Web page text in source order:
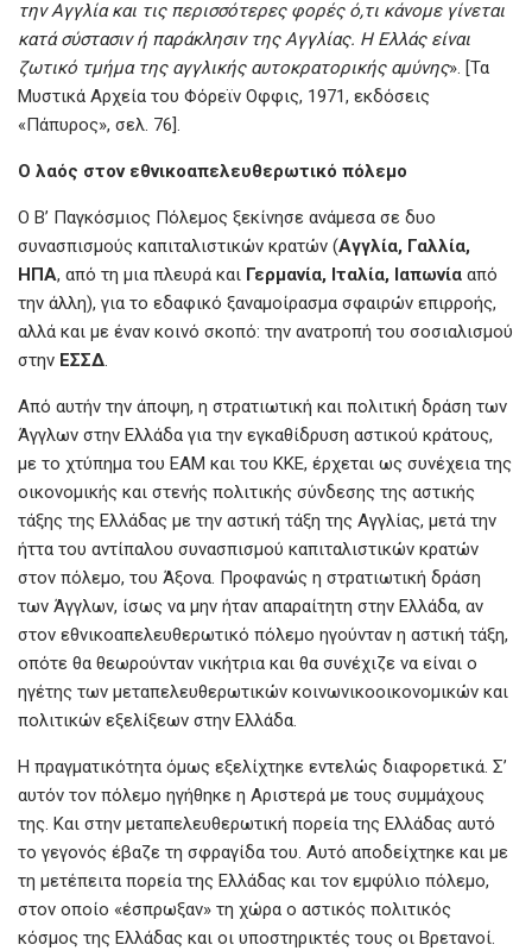
την Αγγλία και τις περισσότερες φορές ό,τι κάνομε γίνεται
κατά σύστασιν ή παράκλησιν της Αγγλίας. Η Ελλάς είναι
ζωτικό τμήμα της αγγλικής αυτοκρατορικής αμύνης». [Τα
Μυστικά Αρχεία του Φόρεϊν Οφφις, 1971, εκδόσεις
«Πάπυρος», σελ. 76].
Ο λαός στον εθνικοαπελευθερωτικό πόλεμο
Ο Β’ Παγκόσμιος Πόλεμος ξεκίνησε ανάμεσα σε δυο
συνασπισμούς καπιταλιστικών κρατών (Αγγλία, Γαλλία,
ΗΠΑ, από τη μια πλευρά και Γερμανία, Ιταλία, Ιαπωνία από
την άλλη), για το εδαφικό ξαναμοίρασμα σφαιρών επιρροής,
αλλά και με έναν κοινό σκοπό: την ανατροπή του σοσιαλισμού
στην ΕΣΣΔ.
Από αυτήν την άποψη, η στρατιωτική και πολιτική δράση των
Άγγλων στην Ελλάδα για την εγκαθίδρυση αστικού κράτους,
με το χτύπημα του ΕΑΜ και του ΚΚΕ, έρχεται ως συνέχεια της
οικονομικής και στενής πολιτικής σύνδεσης της αστικής
τάξης της Ελλάδας με την αστική τάξη της Αγγλίας, μετά την
ήττα του αντίπαλου συνασπισμού καπιταλιστικών κρατών
στον πόλεμο, του Άξονα. Προφανώς η στρατιωτική δράση
των Άγγλων, ίσως να μην ήταν απαραίτητη στην Ελλάδα, αν
στον εθνικοαπελευθερωτικό πόλεμο ηγούνταν η αστική τάξη,
οπότε θα θεωρούνταν νικήτρια και θα συνέχιζε να είναι ο
ηγέτης των μεταπελευθερωτικών κοινωνικοοικονομικών και
πολιτικών εξελίξεων στην Ελλάδα.
Η πραγματικότητα όμως εξελίχτηκε εντελώς διαφορετικά. Σ’
αυτόν τον πόλεμο ηγήθηκε η Αριστερά με τους συμμάχους
της. Και στην μεταπελευθερωτική πορεία της Ελλάδας αυτό
το γεγονός έβαζε τη σφραγίδα του. Αυτό αποδείχτηκε και με
τη μετέπειτα πορεία της Ελλάδας και τον εμφύλιο πόλεμο,
στον οποίο «έσπρωξαν» τη χώρα ο αστικός πολιτικός
κόσμος της Ελλάδας και οι υποστηρικτές τους οι Βρετανοί.